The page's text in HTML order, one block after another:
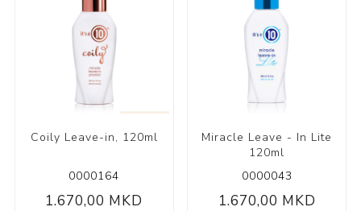
Coily Leave-in, 120ml
0000164
1.670,00 MKD
Miracle Leave - In Lite
120ml
0000043
1.670,00 MKD